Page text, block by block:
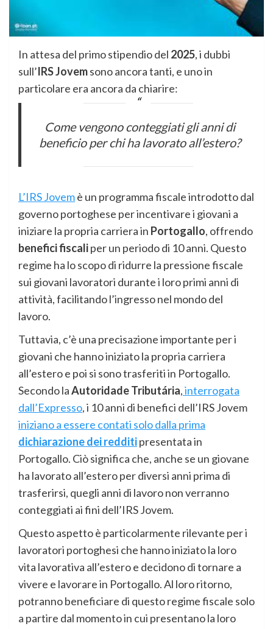
In attesa del primo stipendio del 2025, i dubbi
sull’IRS Jovemsono ancora tanti, e uno in
particolare era ancora da chiarire:
Come vengono conteggiati gli anni di
beneficio per chi ha lavorato all’estero?
L’IRS Jovemè un programma fiscale introdotto dal
governo portoghese per incentivare i giovani a
iniziare la propria carriera in Portogallo, offrendo
benefici fiscaliper un periodo di 10 anni. Questo
regime ha lo scopo di ridurre la pressione fiscale
sui giovani lavoratori durante i loro primi anni di
attività, facilitando l’ingresso nel mondo del
lavoro.
Tuttavia, c’è una precisazione importante per i
giovani che hanno iniziato la propria carriera
all’estero e poi si sono trasferiti in Portogallo.
Secondo laAutoridade Tributária,interrogata
dall’Expresso, i 10 anni di benefici dell’IRS Jovem
iniziano a essere contati solo dalla prima
dichiarazione dei redditipresentata in
Portogallo. Ciò significa che, anche se un giovane
ha lavorato all’estero per diversi anni prima di
trasferirsi, quegli anni di lavoro non verranno
conteggiati ai fini dell’IRS Jovem.
Questo aspetto è particolarmente rilevante per i
lavoratori portoghesi che hanno iniziato la loro
vita lavorativa all’estero e decidono di tornare a
vivere e lavorare in Portogallo. Al loro ritorno,
potranno beneficiare di questo regime fiscale solo
a partire dal momento in cui presentano la loro